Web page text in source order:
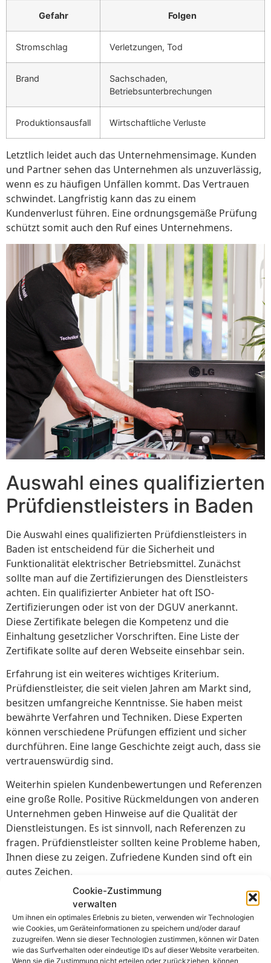
Cookie-Zustimmung
verwalten
Um ihnen ein optimales Erlebnis zu bieten, verwenden wir Technologien
wie Cookies, um Geräteinformationen zu speichern und/oder darauf
zuzugreifen. Wenn sie dieser Technologien zustimmen, können wir Daten
wie das Surfverhalten oder eindeutige IDs auf dieser Website verarbeiten.
Wenn sie die Zustimmung nicht erteilen oder zurückziehen, können
Gefahr Folgen
Stromschlag Verletzungen, Tod
Brand
Sachschaden,
Betriebsunterbrechungen
Produktionsausfall Wirtschaftliche Verluste
Letztlich leidet auch das Unternehmensimage. Kunden
und Partner sehen das Unternehmen als unzuverlässig,
wenn es zu häufigen Unfällen kommt. Das Vertrauen
schwindet. Langfristig kann das zu einem
Kundenverlust führen. Eine ordnungsgemäße Prüfung
schützt somit auch den Ruf eines Unternehmens.
Auswahl eines qualifizierten
Prüfdienstleisters in Baden
Die Auswahl eines qualifizierten Prüfdienstleisters in
Baden ist entscheidend für die Sicherheit und
Funktionalität elektrischer Betriebsmittel. Zunächst
sollte man auf die Zertifizierungen des Dienstleisters
achten. Ein qualifizierter Anbieter hat oft ISO-
Zertifizierungen oder ist von der DGUV anerkannt.
Diese Zertifikate belegen die Kompetenz und die
Einhaltung gesetzlicher Vorschriften. Eine Liste der
Zertifikate sollte auf deren Webseite einsehbar sein.
Erfahrung ist ein weiteres wichtiges Kriterium.
Prüfdienstleister, die seit vielen Jahren am Markt sind,
besitzen umfangreiche Kenntnisse. Sie haben meist
bewährte Verfahren und Techniken. Diese Experten
können verschiedene Prüfungen effizient und sicher
durchführen. Eine lange Geschichte zeigt auch, dass sie
vertrauenswürdig sind.
Weiterhin spielen Kundenbewertungen und Referenzen
eine große Rolle. Positive Rückmeldungen von anderen
Unternehmen geben Hinweise auf die Qualität der
Dienstleistungen. Es ist sinnvoll, nach Referenzen zu
fragen. Prüfdienstleister sollten keine Probleme haben,
Ihnen diese zu zeigen. Zufriedene Kunden sind oft ein
gutes Zeichen.
Ein weiterer Aspekt ist die Verfügbarkeit der
Dienstleistung. Prüfdienstleister sollten flexibel und
schnell reagieren können. Dies ist besonders wichtig bei
dringenden Prüfungen oder Reparaturen. Ein
Dienstleister mit einem guten Support-Team ist hier von